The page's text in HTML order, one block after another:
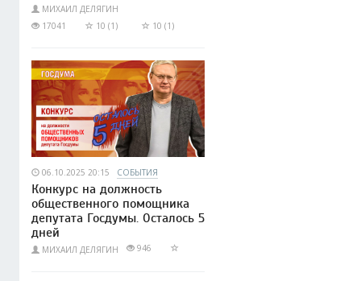
МИХАИЛ ДЕЛЯГИН
17041
10 (1) 10 (1)
06.10.2025 20:15 СОБЫТИЯ
Конкурс на должность
общественного помощника
депутата Госдумы. Осталось 5
дней
МИХАИЛ ДЕЛЯГИН 946